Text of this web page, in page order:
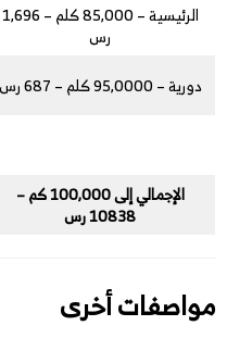
الرئيسية – 85,000 كلم – 1,696
رس
دورية – 95,0000 كلم – 687 رس
الإجمالي إلى 100,000 كم –
10838 رس
مواصفات أخرى